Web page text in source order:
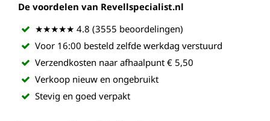
De voordelen van Revellspecialist.nl
★★★★★ 4.8 (3555 beoordelingen)
Voor 16:00 besteld zelfde werkdag verstuurd
Verzendkosten naar afhaalpunt € 5,50
Verkoop nieuw en ongebruikt
Stevig en goed verpakt